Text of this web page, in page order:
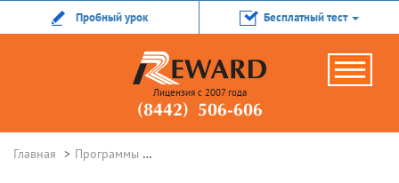
Пробный урок Бесплатный тест
Лицензия с 2007 года
(8442) 506-606
Главная Программы